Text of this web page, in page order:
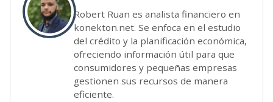
Robert Ruan es analista financiero en
konekton.net. Se enfoca en el estudio
del crédito y la planificación económica,
ofreciendo información útil para que
consumidores y pequeñas empresas
gestionen sus recursos de manera
eficiente.